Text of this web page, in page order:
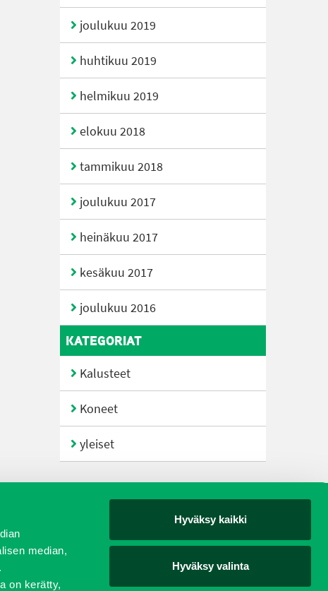
median,
on kerätty,
Hyväksy kaikki
Hyväksy valinta
joulukuu 2019
huhtikuu 2019
helmikuu 2019
elokuu 2018
tammikuu 2018
joulukuu 2017
heinäkuu 2017
kesäkuu 2017
joulukuu 2016
KATEGORIAT
Kalusteet
Koneet
yleiset